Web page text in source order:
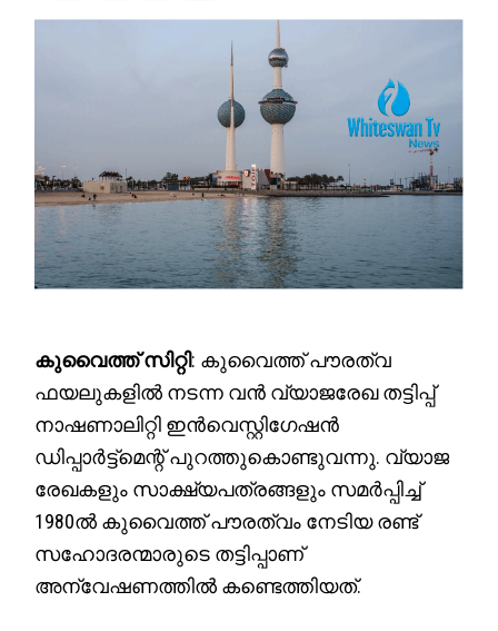
കുവൈത്ത് സിറ്റി: കുവൈത്ത് പൗരത്വ
ഫയലുകളിൽ നടന്ന വൻ വ്യാജരേഖ തട്ടിപ്പ്
നാഷണാലിറ്റി ഇൻവെസ്റ്റിഗേഷൻ
ഡിപ്പാർട്ട്മെന്റ് പുറത്തുകൊണ്ടുവന്നു. വ്യാജ
രേഖകളും സാക്ഷ്യപത്രങ്ങളും സമർപ്പിച്ച്
1980ൽ കുവൈത്ത് പൗരത്വം നേടിയ രണ്ട്
സഹോദരന്മാരുടെ തട്ടിപ്പാണ്
അന്വേഷണത്തിൽ കണ്ടെത്തിയത്.